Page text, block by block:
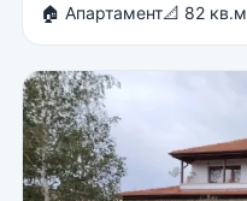
🏠 Апартамент📐 82 кв.м